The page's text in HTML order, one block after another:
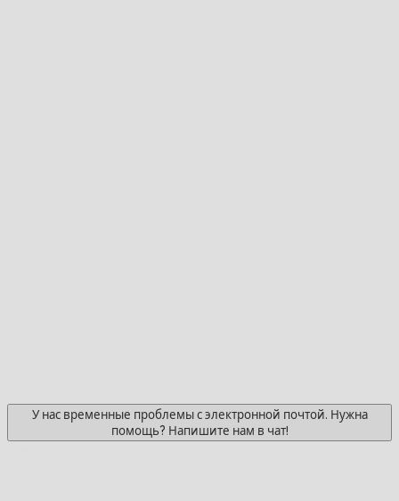
У нас временные проблемы с электронной почтой. Нужна
помощь? Напишите нам в чат!